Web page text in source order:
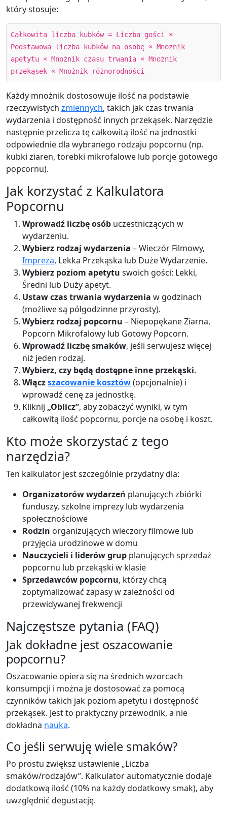
który stosuje:
Całkowita liczba kubków = Liczba gości ×
Podstawowa liczba kubków na osobę × Mnożnik
apetytu × Mnożnik czasu trwania × Mnożnik
przekąsek × Mnożnik różnorodności
Każdy mnożnik dostosowuje ilość na podstawie
rzeczywistych zmiennych, takich jak czas trwania
wydarzenia i dostępność innych przekąsek. Narzędzie
następnie przelicza tę całkowitą ilość na jednostki
odpowiednie dla wybranego rodzaju popcornu (np.
kubki ziaren, torebki mikrofalowe lub porcje gotowego
popcornu).
Jak korzystać z Kalkulatora
Popcornu
Wprowadź liczbę osób uczestniczących w
wydarzeniu.
Wybierz rodzaj wydarzenia – Wieczór Filmowy,
Impreza, Lekka Przekąska lub Duże Wydarzenie.
Wybierz poziom apetytu swoich gości: Lekki,
Średni lub Duży apetyt.
Ustaw czas trwania wydarzenia w godzinach
(możliwe są półgodzinne przyrosty).
Wybierz rodzaj popcornu – Niepopękane Ziarna,
Popcorn Mikrofalowy lub Gotowy Popcorn.
Wprowadź liczbę smaków, jeśli serwujesz więcej
niż jeden rodzaj.
Wybierz, czy będą dostępne inne przekąski.
Włączszacowanie kosztów(opcjonalnie) i
wprowadź cenę za jednostkę.
Kliknij „Oblicz”, aby zobaczyć wyniki, w tym
całkowitą ilość popcornu, porcje na osobę i koszt.
Kto może skorzystać z tego
narzędzia?
Ten kalkulator jest szczególnie przydatny dla:
Organizatorów wydarzeń planujących zbiórki
funduszy, szkolne imprezy lub wydarzenia
społecznościowe
Rodzin organizujących wieczory filmowe lub
przyjęcia urodzinowe w domu
Nauczycieli i liderów grup planujących sprzedaż
popcornu lub przekąski w klasie
Sprzedawców popcornu, którzy chcą
zoptymalizować zapasy w zależności od
przewidywanej frekwencji
Najczęstsze pytania (FAQ)
Jak dokładne jest oszacowanie
popcornu?
Oszacowanie opiera się na średnich wzorcach
konsumpcji i można je dostosować za pomocą
czynników takich jak poziom apetytu i dostępność
przekąsek. Jest to praktyczny przewodnik, a nie
dokładna nauka.
Co jeśli serwuję wiele smaków?
Po prostu zwiększ ustawienie „Liczba
smaków/rodzajów”. Kalkulator automatycznie dodaje
dodatkową ilość (10% na każdy dodatkowy smak), aby
uwzględnić degustację.